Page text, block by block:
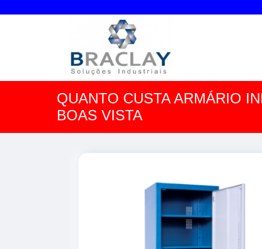
QUANTO CUSTA ARMÁRIO
BOAS VISTA